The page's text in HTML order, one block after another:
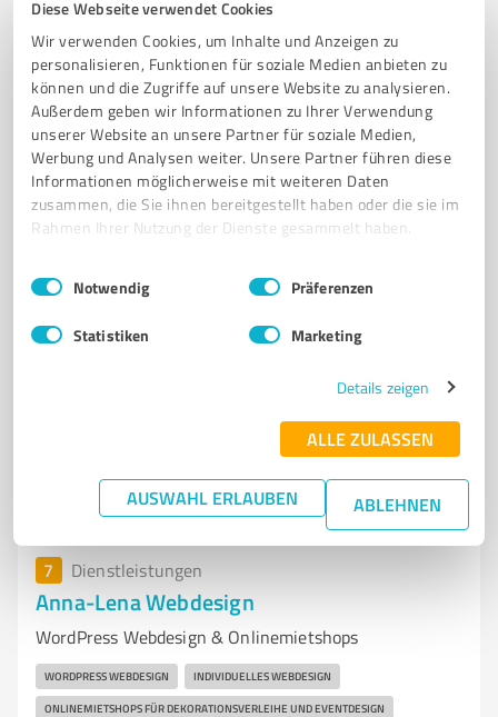
Diese Webseite verwendet Cookies
Wir verwenden Cookies, um Inhalte und Anzeigen zu
personalisieren, Funktionen für soziale Medien anbieten zu
können und die Zugriffe auf unsere Website zu analysieren.
Außerdem geben wir Informationen zu Ihrer Verwendung
unserer Website an unsere Partner für soziale Medien,
Werbung und Analysen weiter. Unsere Partner führen diese
Informationen möglicherweise mit weiteren Daten
zusammen, die Sie ihnen bereitgestellt haben oder die sie im
Rahmen Ihrer Nutzung der Dienste gesammelt haben.
Impressum Datenschutzbestimmungen
Einwilligungsauswahl
Notwendig Präferenzen
Statistiken Marketing
Details zeigen
ALLE ZULASSEN
AUSWAHL ERLAUBEN ABLEHNEN
Kunden empfohlener ProvenExpert!
6 Mediengestaltung
CRENEO GmbH
Corporate Identity, Corporate Websites, Corporate
Communication, Microsites
MARKENKOMMUNIKATION
Kaiserswerther Straße 43, 40477 Düsseldorf
7 Dienstleistungen
Anna-Lena Webdesign
WordPress Webdesign & Onlinemietshops
WORDPRESS WEBDESIGN INDIVIDUELLES WEBDESIGN
ONLINEMIETSHOPS FÜR DEKORATIONSVERLEIHE UND EVENTDESIGN